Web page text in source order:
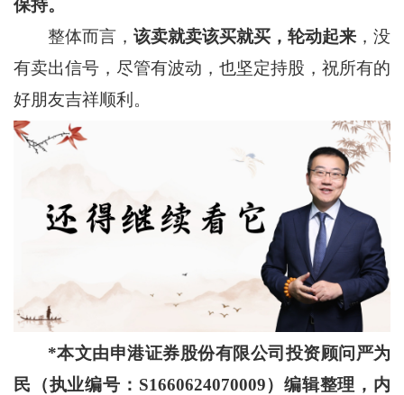
保持。
整体而言， 该卖就卖该买就买 ，轮动起来 ，没
有卖出信号，尽管有波动，也坚定持股，祝所有的
好朋友吉祥顺利。
*本文由申港证券股份有限公司投资顾问严为
民（执业编号：S1660624070009）编辑整理，内